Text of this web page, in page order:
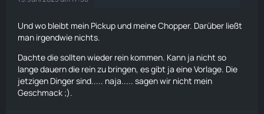
Und wo bleibt mein Pickup und meine Chopper. Darüber ließt
man irgendwie nichts.
Dachte die sollten wieder rein kommen. Kann ja nicht so
lange dauern die rein zu bringen, es gibt ja eine Vorlage. Die
jetzigen Dinger sind..... naja..... sagen wir nicht mein
Geschmack ;).